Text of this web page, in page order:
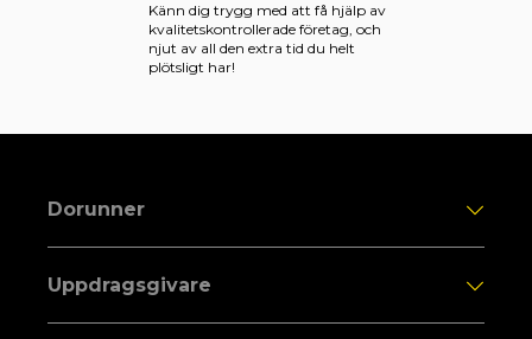
Känn dig trygg med att få hjälp av
kvalitetskontrollerade företag, och
njut av all den extra tid du helt
plötsligt har!
Dorunner
Uppdragsgivare